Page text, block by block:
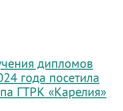
дипломов
года посетила
ГТРК «Карелия»